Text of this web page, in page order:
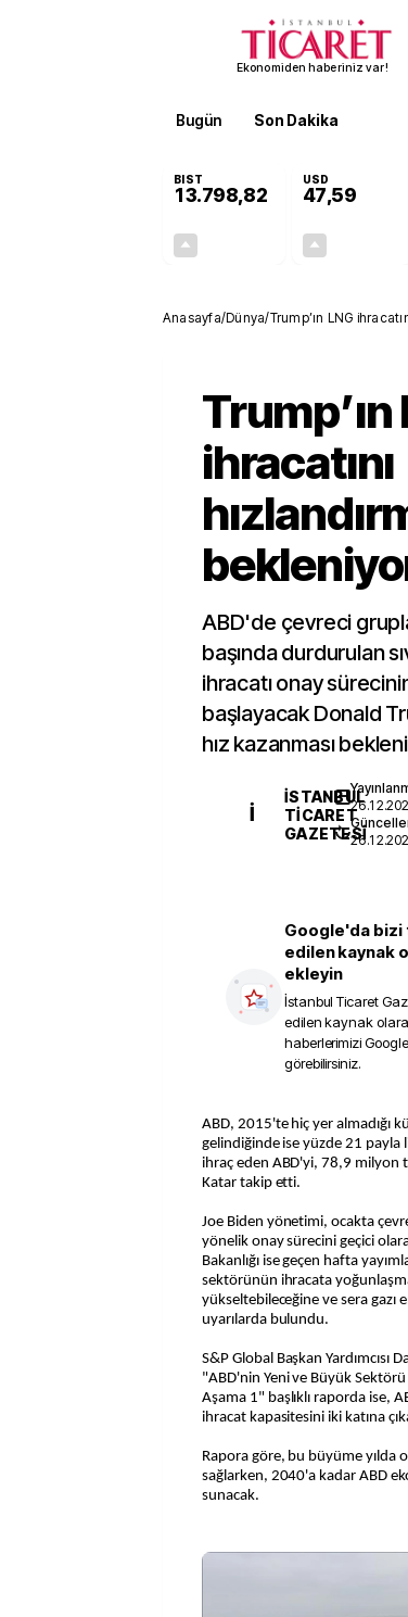
Ekonomiden haberiniz var!
Bugün Son Dakika
BIST
13.798,82
USD
47,59
Anasayfa/Dünya/Trump’ın LNG
Trump’ın
ihracatını
ABD'de çevreci
başında durdurulan
ihracatı onay
başlayacak Donald
hız kazanması
İ
İSTANBUL
TICARET
GAZETESI
Google'da
edilen kaynak
ekleyin
İstanbul Ticaret
edilen kaynak
haberlerimizi
görebilirsiniz.
ABD, 2015'te hiç yer almadığı küresel LNG piyasasında, 2023'e
gelindiğinde ise yüzde 21 payla
ihraç eden ABD'yi, 78,9
Katar takip etti.
Joe Biden yönetimi, ocakta
yönelik onay sürecini geçici
Bakanlığı ise geçen hafta
sektörünün ihracata
yükseltebileceğine ve sera gazı
uyarılarda bulundu.
S&P Global Başkan Yardımcısı
"ABD'nin Yeni ve Büyük Sektörü
Aşama 1" başlıklı raporda ise,
ihracat kapasitesini iki katına
Rapora göre, bu büyüme yılda
sağlarken, 2040'a kadar ABD
sunacak.